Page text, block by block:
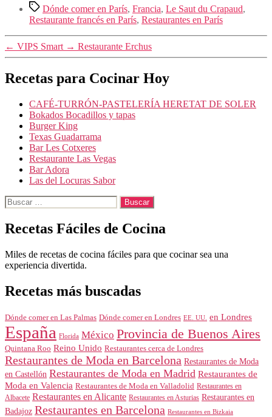
Etiquetas
Dónde comer en París, Francia, Le Saut du Crapaud,
Restaurante francés en París, Restaurantes en París
← VIPS Smart → Restaurante Erchus
Recetas para Cocinar Hoy
CAFÉ-TURRÓN-PASTELERÍA HERETAT DE SOLER
Bokados Bocadillos y tapas
Burger King
Texas Guadarrama
Bar Les Cotxeres
Restaurante Las Vegas
Bar Adora
Las del Locuras Sabor
Buscar:
Recetas Fáciles de Cocina
Miles de recetas de cocina fáciles para que cocinar sea una
experiencia divertida.
Recetas más buscadas
Dónde comer en Las Palmas Dónde comer en Londres EE. UU. en Londres
España Florida México Provincia de Buenos Aires
Quintana Roo Reino Unido Restaurantes cerca de Londres
Restaurantes de Moda en Barcelona Restaurantes de Moda
en Castellón Restaurantes de Moda en Madrid Restaurantes de
Moda en Valencia Restaurantes de Moda en Valladolid Restaurantes en
Albacete Restaurantes en Alicante Restaurantes en Asturias Restaurantes en
Badajoz Restaurantes en Barcelona Restaurantes en Bizkaia